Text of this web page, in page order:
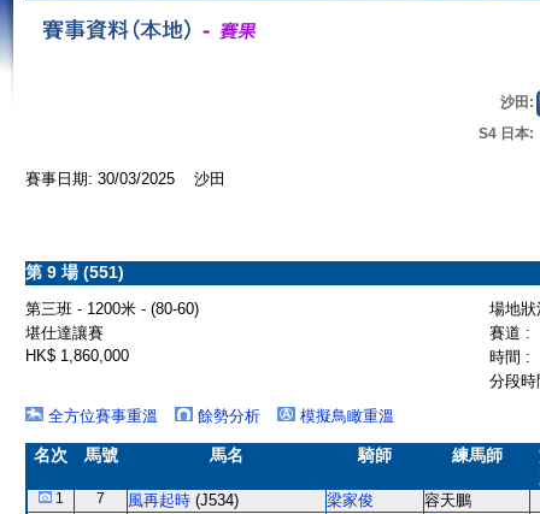
沙田:
S4 日本:
賽事日期: 30/03/2025 沙田
第 9 場 (551)
第三班 - 1200米 - (80-60)
場地
堪仕達讓賽
賽道 :
HK$ 1,860,000
時間 :
分段
全方位賽事重溫
餘勢分析 模擬鳥瞰重溫
名次 馬號 馬名 騎師 練馬師
1 7 風再起時 (J534) 梁家俊 容天鵬